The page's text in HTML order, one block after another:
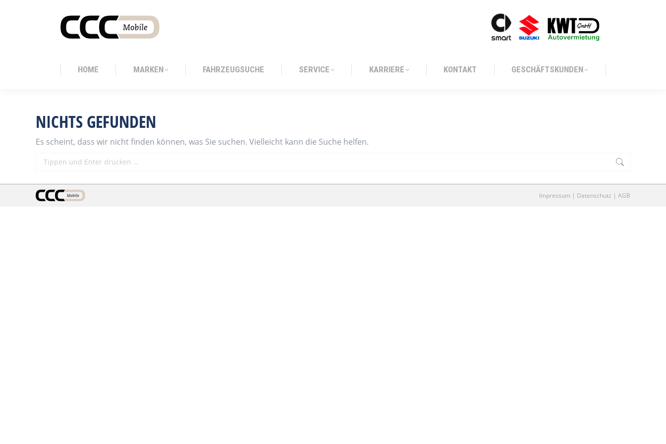
HOME MARKEN FAHRZEUGSUCHE SERVICE KARRIERE KONTAKT GESCHÄFTSKUNDEN
NICHTS GEFUNDEN
Es scheint, dass wir nicht finden können, was Sie suchen. Vielleicht kann die Suche helfen.
Search:
Impressum | Datenschutz | AGB
HOME MARKEN GESCHÄFTSKUNDEN